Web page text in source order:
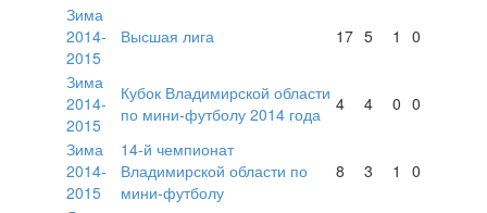
Зима
2014-
2015
Высшая лига 17 5 1 0
Зима
2014-
2015
Кубок Владимирской области
по мини-футболу 2014 года
4 4 0 0
Зима
2014-
2015
14-й чемпионат
Владимирской области по
мини-футболу
8 3 1 0